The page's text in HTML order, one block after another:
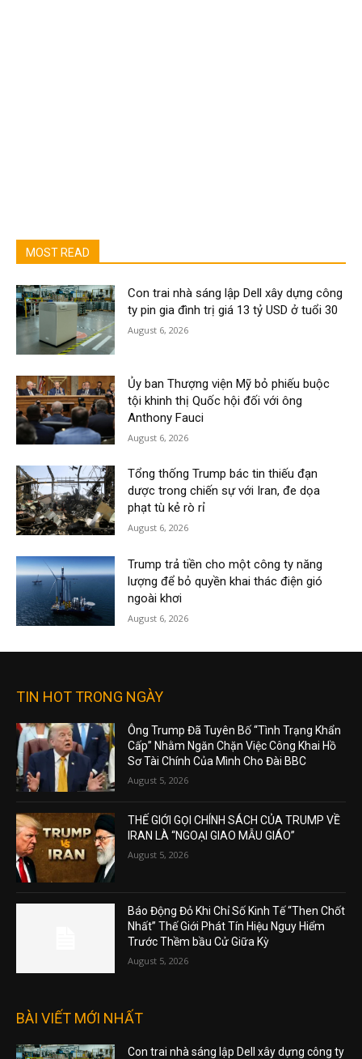
MOST READ
Con trai nhà sáng lập Dell xây dựng công
ty pin gia đình trị giá 13 tỷ USD ở tuổi 30
August 6, 2026
Ủy ban Thượng viện Mỹ bỏ phiếu buộc
tội khinh thị Quốc hội đối với ông
Anthony Fauci
August 6, 2026
Tổng thống Trump bác tin thiếu đạn
dược trong chiến sự với Iran, đe dọa
phạt tù kẻ rò rỉ
August 6, 2026
Trump trả tiền cho một công ty năng
lượng để bỏ quyền khai thác điện gió
ngoài khơi
August 6, 2026
TIN HOT TRONG NGÀY
Ông Trump Đã Tuyên Bố “Tình Trạng Khẩn
Cấp” Nhằm Ngăn Chặn Việc Công Khai Hồ
Sơ Tài Chính Của Mình Cho Đài BBC
August 5, 2026
THẾ GIỚI GỌI CHÍNH SÁCH CỦA TRUMP VỀ
IRAN LÀ “NGOẠI GIAO MẪU GIÁO”
August 5, 2026
Báo Động Đỏ Khi Chỉ Số Kinh Tế “Then Chốt
Nhất” Thế Giới Phát Tín Hiệu Nguy Hiểm
Trước Thềm bầu Cử Giữa Kỳ
August 5, 2026
BÀI VIẾT MỚI NHẤT
Con trai nhà sáng lập Dell xây dựng công ty